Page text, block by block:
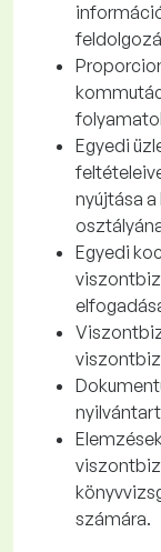
Egyedi
nyújtása
Egyedi
számára.